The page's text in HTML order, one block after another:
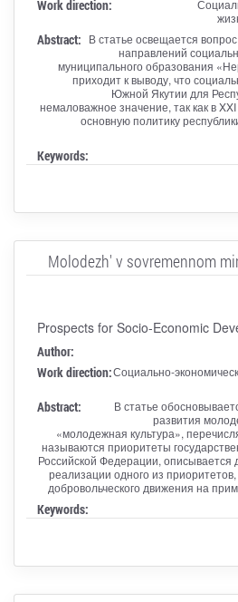
Work direction:
Abstract: В статье освещается
направлений
муниципального образования
приходит к выводу, что
Южной Якутии для
немаловажное значение, так как в
основную политику
Keywords:
Molodezh' v sovremennom
Prospects for Socio-Economic
Author:
Work direction:Социально-
Abstract:
В статье
развития
«молодежная культура»,
называются приоритеты
Российской Федерации, описывается
реализации одного из
добровольческого движения на
Keywords: